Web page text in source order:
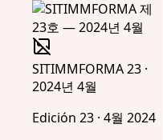
SITIMMFORMA 23 ·
2024년 4월
Edición 23 · 4월 2024